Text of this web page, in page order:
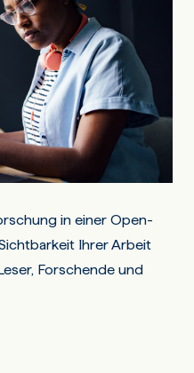
in einer Open-
Ihrer Arbeit
Forschende und